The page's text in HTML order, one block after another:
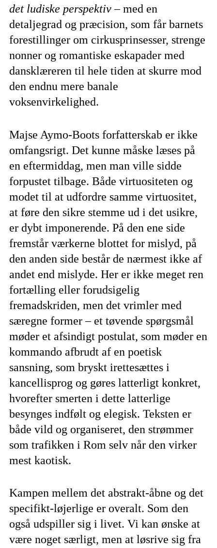
det ludiske perspektiv– med en
detaljegrad og præcision, som får barnets
forestillinger om cirkusprinsesser, strenge
nonner og romantiske eskapader med
dansklæreren til hele tiden at skurre mod
den endnu mere banale
voksenvirkelighed.
Majse Aymo-Boots forfatterskab er ikke
omfangsrigt. Det kunne måske læses på
en eftermiddag, men man ville sidde
forpustet tilbage. Både virtuositeten og
modet til at udfordre samme virtuositet,
at føre den sikre stemme ud i det usikre,
er dybt imponerende. På den ene side
fremstår værkerne blottet for mislyd, på
den anden side består de nærmest ikke af
andet end mislyde. Her er ikke meget ren
fortælling eller forudsigelig
fremadskriden, men det vrimler med
særegne former – et tøvende spørgsmål
møder et afsindigt postulat, som møder en
kommando afbrudt af en poetisk
sansning, som bryskt irettesættes i
kancellisprog og gøres latterligt konkret,
hvorefter smerten i dette latterlige
besynges indfølt og elegisk. Teksten er
både vild og organiseret, den strømmer
som trafikken i Rom selv når den virker
mest kaotisk.
Kampen mellem det abstrakt-åbne og det
specifikt-løjerlige er overalt. Som den
også udspiller sig i livet. Vi kan ønske at
være noget særligt, men at løsrive sig fra